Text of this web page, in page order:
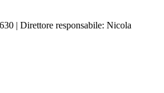
| Direttore responsabile: Nicola